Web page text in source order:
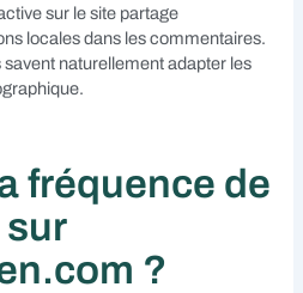
sur le site partage
locales dans les commentaires.
naturellement adapter les
fréquence de
?